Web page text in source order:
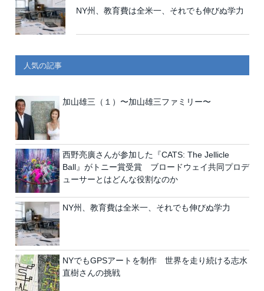
NY州、教育費は全米一、それでも伸びぬ学力
人気の記事
加山雄三（１）〜加山雄三ファミリー〜
西野亮廣さんが参加した『CATS: The Jellicle
Ball』がトニー賞受賞 ブロードウェイ共同プロデ
ューサーとはどんな役割なのか
NY州、教育費は全米一、それでも伸びぬ学力
NYでもGPSアートを制作 世界を走り続ける志水
直樹さんの挑戦